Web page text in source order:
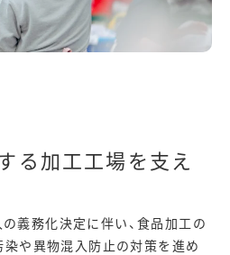
る加工工場を支え
義務化決定に伴い、食品加工の
染や異物混入防止の対策を進め